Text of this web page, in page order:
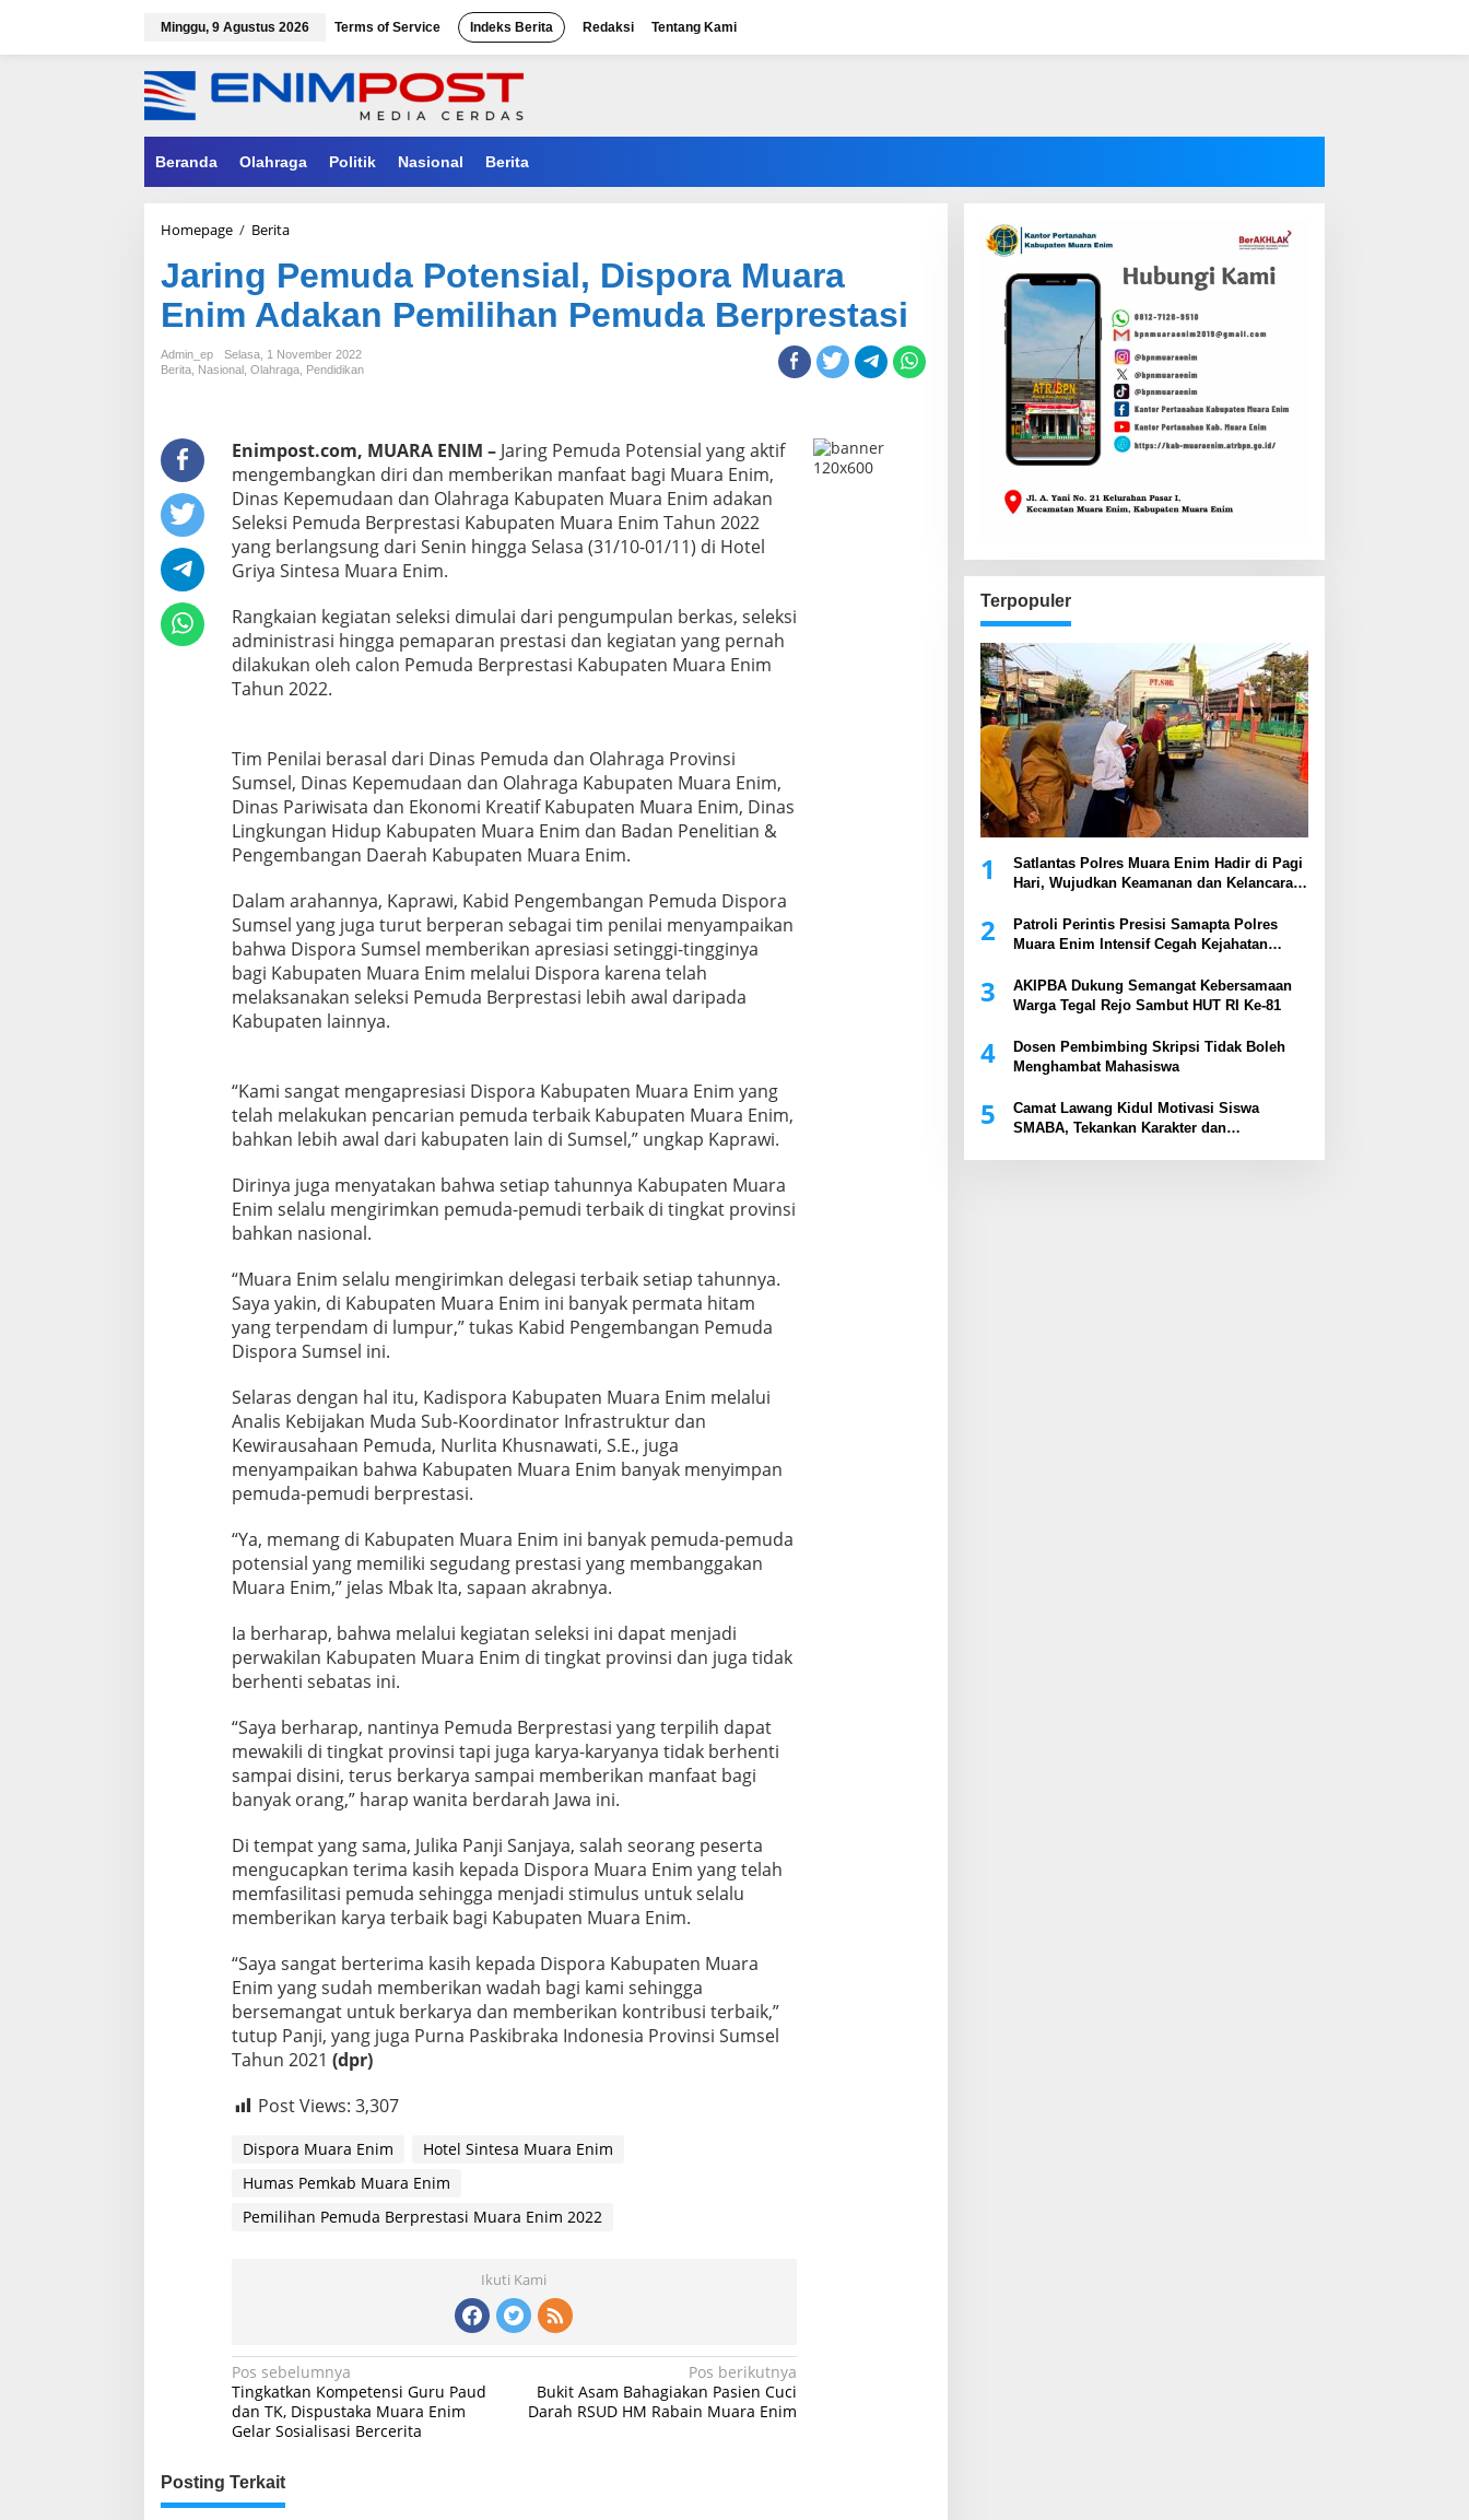
Minggu, 9 Agustus 2026 Terms of Service Indeks Berita Redaksi Tentang Kami
Beranda Olahraga Politik Nasional Berita
Homepage / BeritaJaring
Potensial,
Dispora
Muara
Enim
Adakan
Pemilihan
Jaring Pemuda Potensial, Dispora Muara
Enim Adakan Pemilihan Pemuda Berprestasi
Admin_ep
Selasa, 1 November 2022
Berita Nasional Olahraga Pendidikan
Enimpost.com, MUARA ENIM –Jaring Pemuda Potensial yang aktif
mengembangkan diri dan memberikan manfaat bagi Muara Enim,
Dinas Kepemudaan dan Olahraga Kabupaten Muara Enim adakan
Seleksi Pemuda Berprestasi Kabupaten Muara Enim Tahun 2022
yang berlangsung dari Senin hingga Selasa (31/10-01/11) di Hotel
Griya Sintesa Muara Enim.
Rangkaian kegiatan seleksi dimulai dari pengumpulan berkas, seleksi
administrasi hingga pemaparan prestasi dan kegiatan yang pernah
dilakukan oleh calon Pemuda Berprestasi Kabupaten Muara Enim
Tahun 2022.
Tim Penilai berasal dari Dinas Pemuda dan Olahraga Provinsi
Sumsel, Dinas Kepemudaan dan Olahraga Kabupaten Muara Enim,
Dinas Pariwisata dan Ekonomi Kreatif Kabupaten Muara Enim, Dinas
Lingkungan Hidup Kabupaten Muara Enim dan Badan Penelitian &
Pengembangan Daerah Kabupaten Muara Enim.
Dalam arahannya, Kaprawi, Kabid Pengembangan Pemuda Dispora
Sumsel yang juga turut berperan sebagai tim penilai menyampaikan
bahwa Dispora Sumsel memberikan apresiasi setinggi-tingginya
bagi Kabupaten Muara Enim melalui Dispora karena telah
melaksanakan seleksi Pemuda Berprestasi lebih awal daripada
Kabupaten lainnya.
“Kami sangat mengapresiasi Dispora Kabupaten Muara Enim yang
telah melakukan pencarian pemuda terbaik Kabupaten Muara Enim,
bahkan lebih awal dari kabupaten lain di Sumsel,” ungkap Kaprawi.
Dirinya juga menyatakan bahwa setiap tahunnya Kabupaten Muara
Enim selalu mengirimkan pemuda-pemudi terbaik di tingkat provinsi
bahkan nasional.
“Muara Enim selalu mengirimkan delegasi terbaik setiap tahunnya.
Saya yakin, di Kabupaten Muara Enim ini banyak permata hitam
yang terpendam di lumpur,” tukas Kabid Pengembangan Pemuda
Dispora Sumsel ini.
Selaras dengan hal itu, Kadispora Kabupaten Muara Enim melalui
Analis Kebijakan Muda Sub-Koordinator Infrastruktur dan
Kewirausahaan Pemuda, Nurlita Khusnawati, S.E., juga
menyampaikan bahwa Kabupaten Muara Enim banyak menyimpan
pemuda-pemudi berprestasi.
“Ya, memang di Kabupaten Muara Enim ini banyak pemuda-pemuda
potensial yang memiliki segudang prestasi yang membanggakan
Muara Enim,” jelas Mbak Ita, sapaan akrabnya.
Ia berharap, bahwa melalui kegiatan seleksi ini dapat menjadi
perwakilan Kabupaten Muara Enim di tingkat provinsi dan juga tidak
berhenti sebatas ini.
“Saya berharap, nantinya Pemuda Berprestasi yang terpilih dapat
mewakili di tingkat provinsi tapi juga karya-karyanya tidak berhenti
sampai disini, terus berkarya sampai memberikan manfaat bagi
banyak orang,” harap wanita berdarah Jawa ini.
Di tempat yang sama, Julika Panji Sanjaya, salah seorang peserta
mengucapkan terima kasih kepada Dispora Muara Enim yang telah
memfasilitasi pemuda sehingga menjadi stimulus untuk selalu
memberikan karya terbaik bagi Kabupaten Muara Enim.
“Saya sangat berterima kasih kepada Dispora Kabupaten Muara
Enim yang sudah memberikan wadah bagi kami sehingga
bersemangat untuk berkarya dan memberikan kontribusi terbaik,”
tutup Panji, yang juga Purna Paskibraka Indonesia Provinsi Sumsel
Tahun 2021 (dpr)
Post Views: 3,307
Dispora Muara Enim
Hotel Sintesa Muara Enim
Humas Pemkab Muara Enim
Pemilihan Pemuda Berprestasi Muara Enim 2022
Ikuti Kami
Navigasi
pos
Pos sebelumnya
Tingkatkan Kompetensi Guru Paud
dan TK, Dispustaka Muara Enim
Gelar Sosialisasi Bercerita
Pos berikutnya
Bukit Asam Bahagiakan Pasien Cuci
Darah RSUD HM Rabain Muara Enim
Posting Terkait
Terpopuler
1
Satlantas Polres Muara Enim Hadir di Pagi
Hari, Wujudkan Keamanan dan Kelancaran
2
Patroli Perintis Presisi Samapta Polres
Muara Enim Intensif Cegah Kejahatan
3
AKIPBA Dukung Semangat Kebersamaan
Warga Tegal Rejo Sambut HUT RI Ke-81
4
Dosen Pembimbing Skripsi Tidak Boleh
Menghambat Mahasiswa
5
Camat Lawang Kidul Motivasi Siswa
SMABA, Tekankan Karakter dan